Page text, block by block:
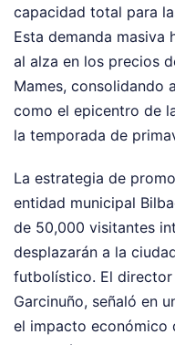
capacidad total para
Esta demanda masiva
al alza en los precios
Mames, consolidando
como el epicentro de
la temporada de
La estrategia de
entidad municipal
de 50,000 visitantes
desplazarán a la
futbolístico. El director
Garcinuño, señaló en
el impacto económico